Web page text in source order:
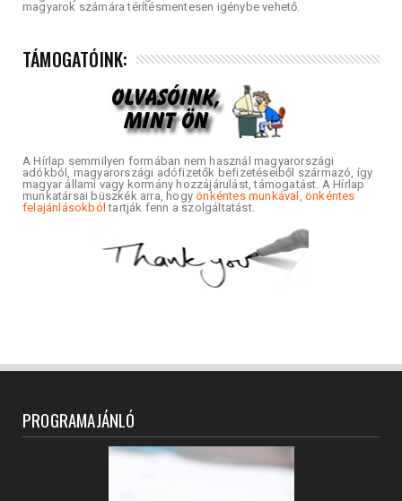
magyarok számára térítésmentesen igénybe vehető.
TÁMOGATÓINK:
A Hírlap semmilyen formában nem használ magyarországi
adókból, magyarországi adófizetők befizetéseiből származó, így
magyar állami vagy kormány hozzájárulást, támogatást. A Hírlap
munkatársai büszkék arra, hogyönkéntes munkával, önkéntes
felajánlásokból tartják fenn a szolgáltatást.
PROGRAMAJÁNLÓ